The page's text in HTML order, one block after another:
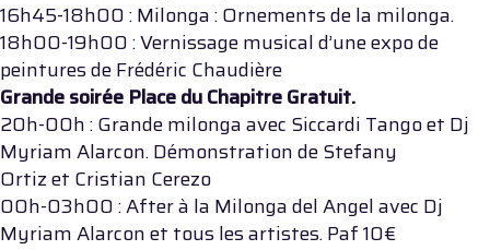
16h45-18h00 : Milonga : Ornements de la milonga.
18h00-19h00 : Vernissage musical d’une expo de
peintures de Frédéric Chaudière
Grande soirée Place du Chapitre Gratuit.
20h-00h : Grande milonga avec Siccardi Tango et Dj
Myriam Alarcon. Démonstration de Stefany
Ortiz et Cristian Cerezo
00h-03h00 : After à la Milonga del Angel avec Dj
Myriam Alarcon et tous les artistes. Paf 10€